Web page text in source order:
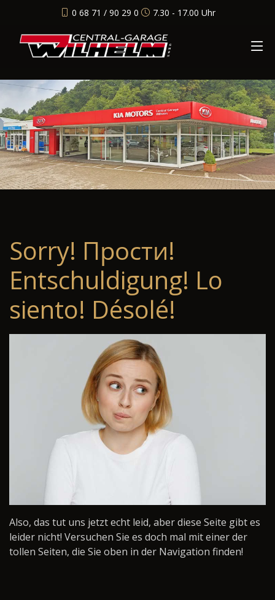
0 68 71 / 90 29 0 7.30 - 17.00 Uhr
Sorry! Прости!
Entschuldigung! Lo
siento! Désolé!
Also, das tut uns jetzt echt leid, aber diese Seite gibt es
leider nicht! Versuchen Sie es doch mal mit einer der
tollen Seiten, die Sie oben in der Navigation finden!